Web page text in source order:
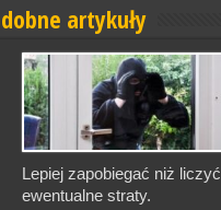
artykuły
Lepiej zapobiegać niż liczyć
ewentualne straty.